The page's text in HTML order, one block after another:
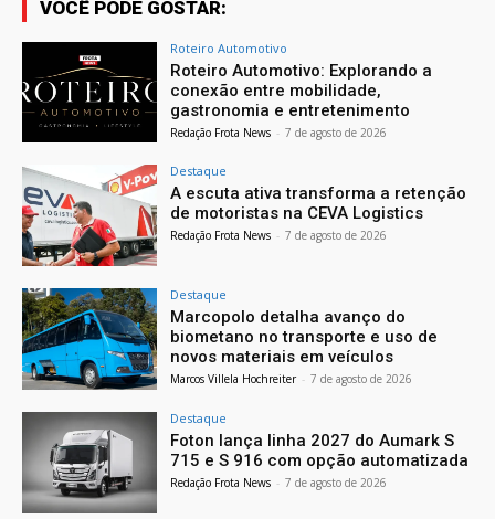
VOCÊ PODE GOSTAR:
Roteiro Automotivo
Roteiro Automotivo: Explorando a
conexão entre mobilidade,
gastronomia e entretenimento
Redação Frota News - 7 de agosto de 2026
Destaque
A escuta ativa transforma a retenção
de motoristas na CEVA Logistics
Redação Frota News - 7 de agosto de 2026
Destaque
Marcopolo detalha avanço do
biometano no transporte e uso de
novos materiais em veículos
Marcos Villela Hochreiter - 7 de agosto de 2026
Destaque
Foton lança linha 2027 do Aumark S
715 e S 916 com opção automatizada
Redação Frota News - 7 de agosto de 2026